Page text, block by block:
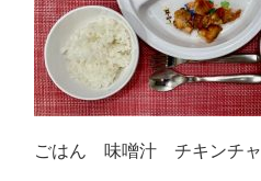
ごはん 味噌汁 チキンチ